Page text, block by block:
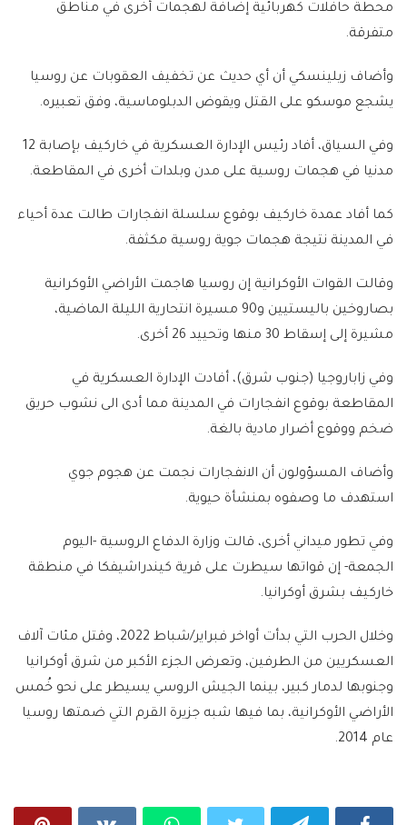
محطة حافلات كهربائية إضافة لهجمات أخرى في مناطق
متفرقة.
وأضاف زيلينسكي أن أي حديث عن تخفيف العقوبات عن روسيا
يشجع موسكو على القتل ويقوض الدبلوماسية، وفق تعبيره.
وفي السياق، أفاد رئيس الإدارة العسكرية في خاركيف بإصابة 12
مدنيا في هجمات روسية على مدن وبلدات أخرى في المقاطعة.
كما أفاد عمدة خاركيف بوقوع سلسلة انفجارات طالت عدة أحياء
في المدينة نتيجة هجمات جوية روسية مكثفة.
وقالت القوات الأوكرانية إن روسيا هاجمت الأراضي الأوكرانية
بصاروخين باليستيين و90 مسيرة انتحارية الليلة الماضية،
مشيرة إلى إسقاط 30 منها وتحييد 26 أخرى.
وفي زاباروجيا (جنوب شرق)، أفادت الإدارة العسكرية في
المقاطعة بوقوع انفجارات في المدينة مما أدى الى نشوب حريق
ضخم ووقوع أضرار مادية بالغة.
وأضاف المسؤولون أن الانفجارات نجمت عن هجوم جوي
استهدف ما وصفوه بمنشأة حيوية.
وفي تطور ميداني أخرى، قالت وزارة الدفاع الروسية -اليوم
الجمعة- إن قواتها سيطرت على قرية كيندراشيفكا في منطقة
خاركيف بشرق أوكرانيا.
وخلال الحرب التي بدأت أواخر فبراير/شباط 2022، وقتل مئات آلاف
العسكريين من الطرفين، وتعرض الجزء الأكبر من شرق أوكرانيا
وجنوبها لدمار كبير، بينما الجيش الروسي يسيطر على نحو خُمس
الأراضي الأوكرانية، بما فيها شبه جزيرة القرم التي ضمتها روسيا
عام 2014.